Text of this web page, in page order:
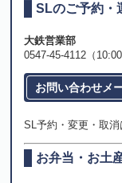
SLのご予約・
大鉄営業部
0547-45-4112（10:00
お問い合わせメ
SL予約・変更・取消
お弁当・お土